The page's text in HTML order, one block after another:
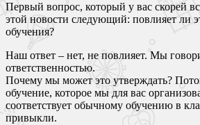
Первый вопрос, который у вас скорей
этой новости следующий: повлияет ли
обучения?
Наш ответ – нет, не повлияет. Мы
ответственностью.
Почему мы может это утверждать?
обучение, которое мы для вас
соответствует обычному обучению в
привыкли.